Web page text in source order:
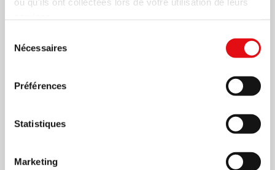
Nécessaires
Préférences
Statistiques
Marketing